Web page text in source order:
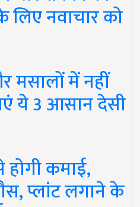
लिए नवाचार को
मसालों में नहीं
ये 3 आसान देसी
कमाई,
प्लांट लगाने के